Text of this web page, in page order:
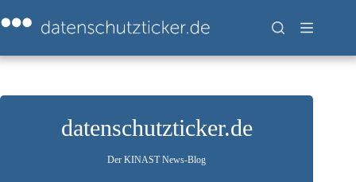
Inhalt
springen
datenschutzticker.de
Der KINAST News-Blog